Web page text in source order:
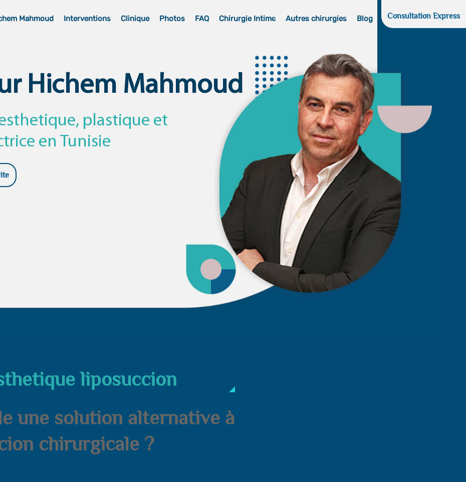
Mahmoud Interventions Clinique Photos FAQ Chirurgie Intime Autres chirurgies Blog Consultation Express
Hichem Mahmoud
plastique et
en Tunisie
liposuccion
une solution alternative à
chirurgicale ?